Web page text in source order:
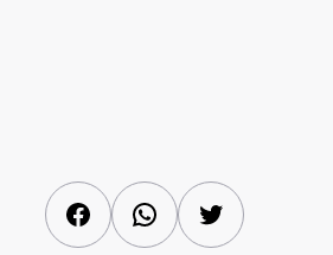
FacebookWhatsAppTwitter